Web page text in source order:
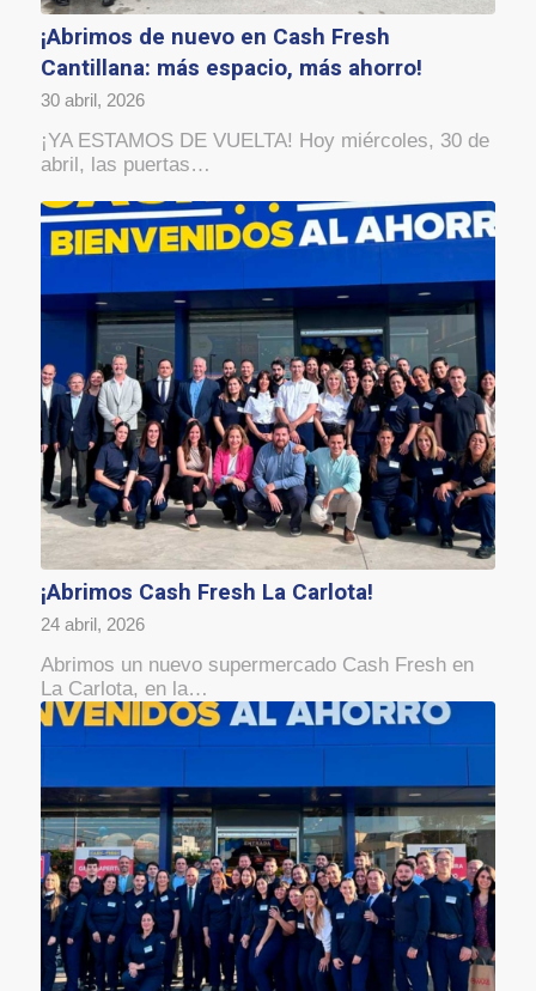
¡Abrimos de nuevo en Cash Fresh
Cantillana: más espacio, más ahorro!
30 abril, 2026
¡YA ESTAMOS DE VUELTA! Hoy miércoles, 30 de
abril, las puertas…
¡Abrimos Cash Fresh La Carlota!
24 abril, 2026
Abrimos un nuevo supermercado Cash Fresh en
La Carlota, en la…